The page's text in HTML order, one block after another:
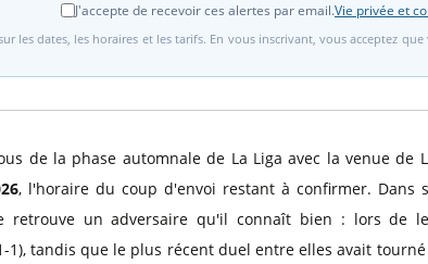
J'accepte de recevoir ces alertes par email.Vie privée et
dates, les horaires et les tarifs. En vous inscrivant, vous acceptez que
de la phase automnale de La Liga avec la venue de
, l'horaire du coup d'envoi restant à confirmer. Dans
retrouve un adversaire qu'il connaît bien : lors de
tandis que le plus récent duel entre elles avait